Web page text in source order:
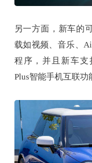
另一方面，新车的
载如视频、音乐、
程序，并且新车支
Plus智能手机互联功